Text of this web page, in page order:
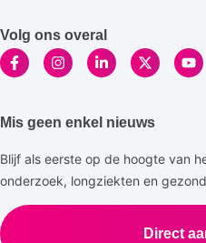
Volg ons overal
Mis geen enkel nieuws
Blijf als eerste op de hoogte van
onderzoek, longziekten en
Direct